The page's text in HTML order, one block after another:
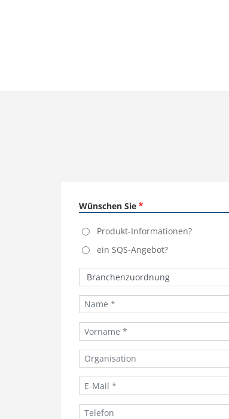
Wünschen Sie
Produkt-Informationen?
ein SQS-Angebot?